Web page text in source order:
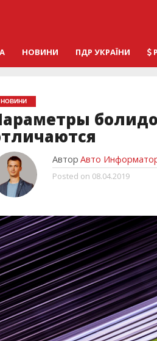
НОВИНИ ПДР УКРАЇНИ
НОВИНИ
Автор Авто
Posted on 08.04.2019